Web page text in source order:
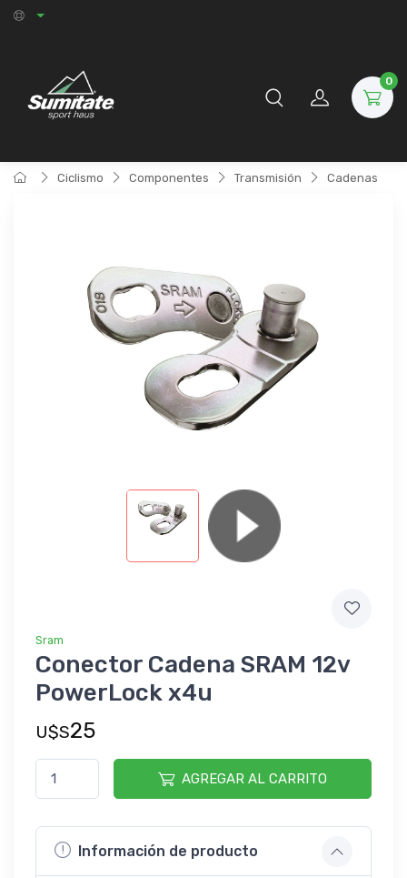
0
Ciclismo Componentes Transmisión Cadenas
Sram
Conector Cadena SRAM 12v
PowerLock x4u
U$S25
AGREGAR AL CARRITO
Información de producto